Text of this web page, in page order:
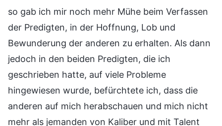
so gab ich mir noch mehr Mühe beim Verfassen
der Predigten, in der Hoffnung, Lob und
Bewunderung der anderen zu erhalten. Als dann
jedoch in den beiden Predigten, die ich
geschrieben hatte, auf viele Probleme
hingewiesen wurde, befürchtete ich, dass die
anderen auf mich herabschauen und mich nicht
mehr als jemanden von Kaliber und mit Talent